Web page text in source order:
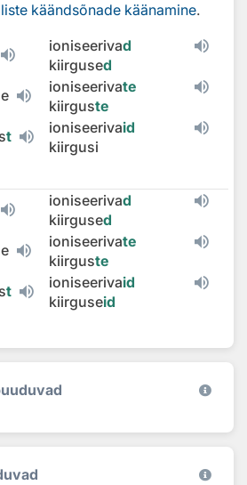
käändsõnade käänamine.
ioniseerivad
kiirgused
ioniseerivate
kiirguste
t ioniseerivaid
kiirgusi
ioniseerivad
kiirgused
ioniseerivate
kiirguste
t ioniseerivaid
kiirguseid